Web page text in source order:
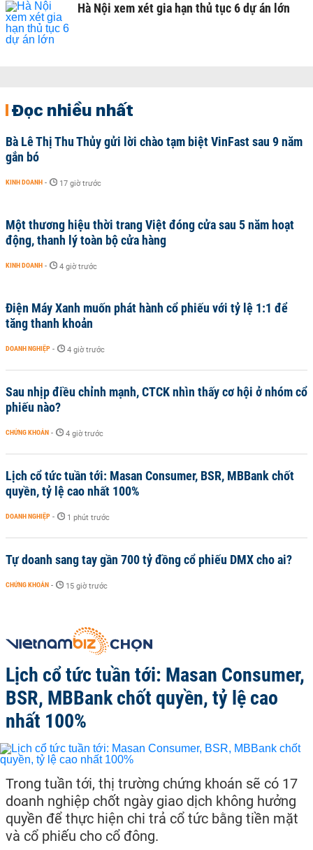
Hà Nội xem xét gia hạn thủ tục 6 dự án lớn
Đọc nhiều nhất
Bà Lê Thị Thu Thủy gửi lời chào tạm biệt VinFast sau 9 năm
gắn bó
KINH DOANH - 17 giờ trước
Một thương hiệu thời trang Việt đóng cửa sau 5 năm hoạt
động, thanh lý toàn bộ cửa hàng
KINH DOANH - 4 giờ trước
Điện Máy Xanh muốn phát hành cổ phiếu với tỷ lệ 1:1 để
tăng thanh khoản
DOANH NGHIỆP - 4 giờ trước
Sau nhịp điều chỉnh mạnh, CTCK nhìn thấy cơ hội ở nhóm cổ
phiếu nào?
CHỨNG KHOÁN - 4 giờ trước
Lịch cổ tức tuần tới: Masan Consumer, BSR, MBBank chốt
quyền, tỷ lệ cao nhất 100%
DOANH NGHIỆP - 1 phút trước
Tự doanh sang tay gần 700 tỷ đồng cổ phiếu DMX cho ai?
CHỨNG KHOÁN - 15 giờ trước
Lịch cổ tức tuần tới: Masan Consumer,
BSR, MBBank chốt quyền, tỷ lệ cao
nhất 100%
Trong tuần tới, thị trường chứng khoán sẽ có 17
doanh nghiệp chốt ngày giao dịch không hưởng
quyền để thực hiện chi trả cổ tức bằng tiền mặt
và cổ phiếu cho cổ đông.